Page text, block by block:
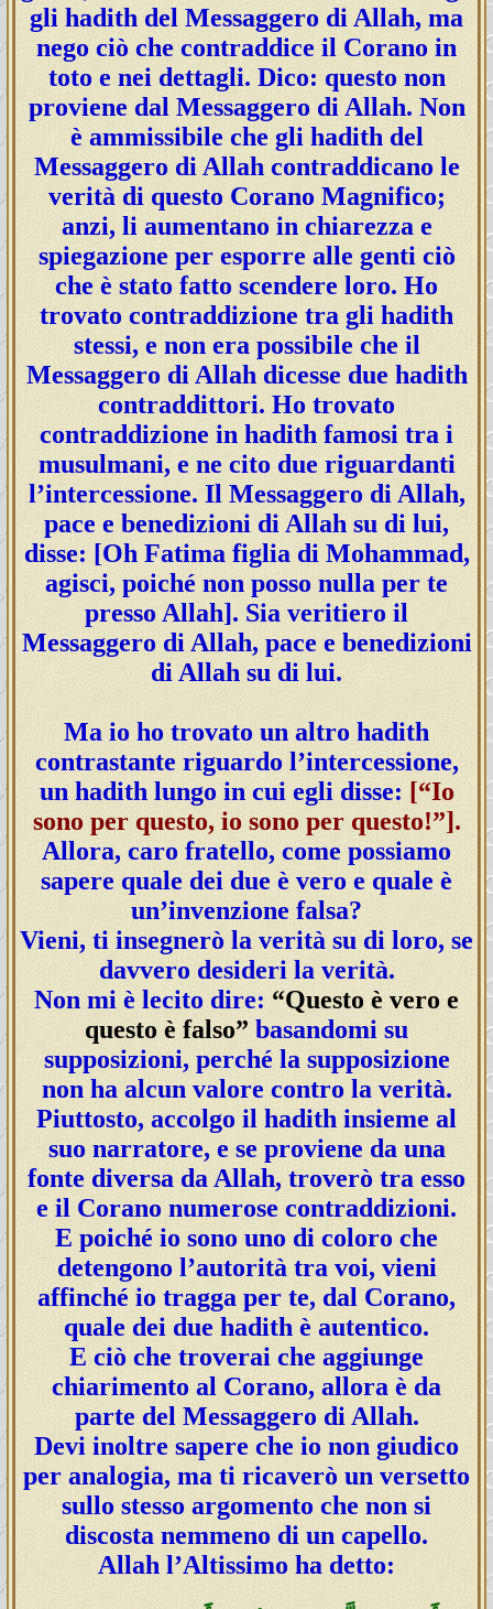
gli hadith del Messaggero di Allah, ma
nego ciò che contraddice il Corano in
toto e nei dettagli. Dico: questo non
proviene dal Messaggero di Allah. Non
è ammissibile che gli hadith del
Messaggero di Allah contraddicano le
verità di questo Corano Magnifico;
anzi, li aumentano in chiarezza e
spiegazione per esporre alle genti ciò
che è stato fatto scendere loro. Ho
trovato contraddizione tra gli hadith
stessi, e non era possibile che il
Messaggero di Allah dicesse due hadith
contraddittori. Ho trovato
contraddizione in hadith famosi tra i
musulmani, e ne cito due riguardanti
l’intercessione. Il Messaggero di Allah,
pace e benedizioni di Allah su di lui,
disse: [Oh Fatima figlia di Mohammad,
agisci, poiché non posso nulla per te
presso Allah]. Sia veritiero il
Messaggero di Allah, pace e benedizioni
di Allah su di lui.
Ma io ho trovato un altro hadith
contrastante riguardo l’intercessione,
un hadith lungo in cui egli disse: [“Io
sono per questo, io sono per questo!”].
Allora, caro fratello, come possiamo
sapere quale dei due è vero e quale è
un’invenzione falsa?
Vieni, ti insegnerò la verità su di loro, se
davvero desideri la verità.
Non mi è lecito dire: “Questo è vero e
questo è falso” basandomi su
supposizioni, perché la supposizione
non ha alcun valore contro la verità.
Piuttosto, accolgo il hadith insieme al
suo narratore, e se proviene da una
fonte diversa da Allah, troverò tra esso
e il Corano numerose contraddizioni.
E poiché io sono uno di coloro che
detengono l’autorità tra voi, vieni
affinché io tragga per te, dal Corano,
quale dei due hadith è autentico.
E ciò che troverai che aggiunge
chiarimento al Corano, allora è da
parte del Messaggero di Allah.
Devi inoltre sapere che io non giudico
per analogia, ma ti ricaverò un versetto
sullo stesso argomento che non si
discosta nemmeno di un capello.
Allah l’Altissimo ha detto: